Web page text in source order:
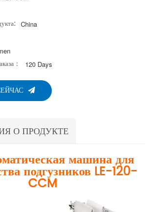
China
： 120 Days
О ПРОДУКТЕ
машина для
подгузников LE-120-
CCM